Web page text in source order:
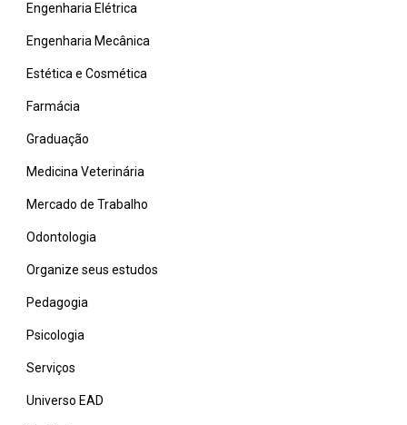
Engenharia Elétrica
Engenharia Mecânica
Estética e Cosmética
Farmácia
Graduação
Medicina Veterinária
Mercado de Trabalho
Odontologia
Organize seus estudos
Pedagogia
Psicologia
Serviços
Universo EAD